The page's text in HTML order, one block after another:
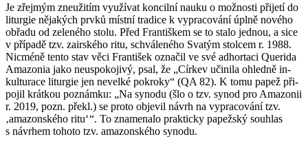
Je zřej­mým zne­u­ži­tím vy­u­ží­vat kon­cil­ní nauku o mož­nos­ti při­je­tí do
li­tur­gie ně­ja­kých prvků míst­ní tra­di­ce k vy­pra­co­vá­ní úplně no­vé­ho
ob­řa­du od ze­le­né­ho stolu. Před Fran­tiš­kem se to stalo jed­nou, a sice
v pří­pa­dě tzv. za­ir­ské­ho ritu, schvá­le­né­ho Sva­tým stol­cem r. 1988.
Nicmé­ně tento stav věci Fran­ti­šek ozna­čil ve své ad­hor­ta­ci Que­ri­da
Ama­zo­nia jako ne­u­spo­ko­ji­vý, psal, že „Cír­kev uči­ni­la ohled­ně in­
kul­tu­ra­ce li­tur­gie jen ne­vel­ké po­kro­ky“ (QA 82). K tomu papež při­
po­jil krát­kou po­znám­ku: „Na sy­no­du (šlo o tzv. synod pro Ama­zo­nii
r. 2019, pozn. překl.) se proto ob­je­vil návrh na vy­pra­co­vá­ní tzv.
‚ama­zon­ské­ho ritu‘ “. To zna­me­na­lo prak­tic­ky pa­pež­ský sou­hlas
s ná­vrhem to­ho­to tzv. ama­zon­ské­ho sy­no­du.